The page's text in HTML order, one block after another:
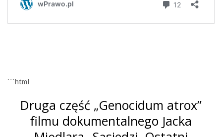
```html
Druga część „Genocidum atrox”
filmu dokumentalnego Jacka